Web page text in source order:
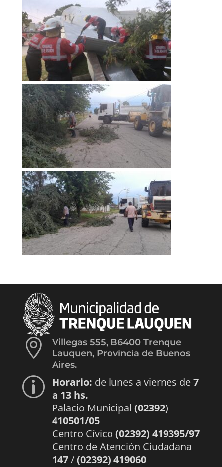

Villegas 555, B6400 Trenque
Lauquen, Provincia de Buenos
Aires.
p Horario: de lunes a viernes de7
a 13 hs.
Palacio Municipal (02392)
410501/05
Centro Cívico (02392) 419395/97
Centro de Atención Ciudadana
147/(02392) 419060